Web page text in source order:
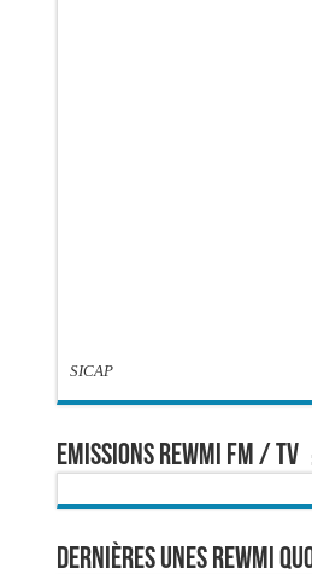
SICAP
EMISSIONS REWMI FM / TV
Dernières Unes Rewmi